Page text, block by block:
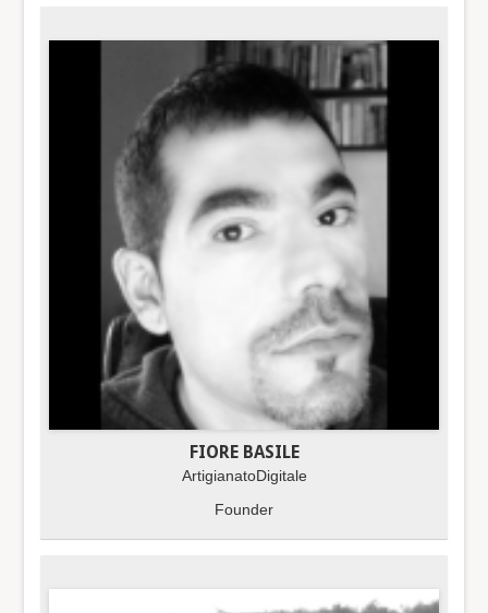
FIORE BASILE
ArtigianatoDigitale
Founder